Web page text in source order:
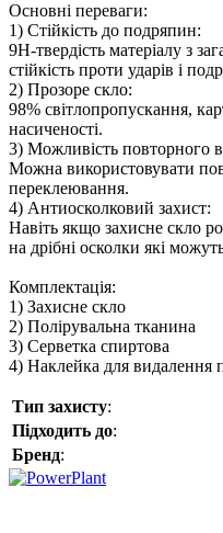
Основні переваги:
1) Стійкість до подряпин:
9H-твердість матеріалу з
стійкість проти ударів і
2) Прозоре скло:
98% світлопропускання,
насиченості.
3) Можливість повторного
Можна використовувати
переклеювання.
4) Антиосколковий захист:
Навіть якщо захисне скло
на дрібні осколки які
Комплектація:
1) Захисне скло
2) Полірувальна тканина
3) Серветка спиртова
4) Наклейка для видалення
Тип захисту:
Підходить до:
Бренд: